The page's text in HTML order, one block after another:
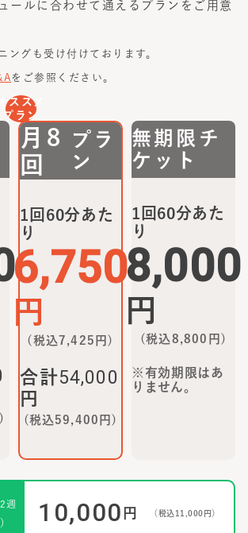
ールに合わせて通えるプランをご用意
ングも受け付けております。
をご参照ください。
オススメ
プラン
月8
回
プラ
ン
1回60分あた
り
6,750
円
(税込7,425 円)
合計54,000
円
(税込59,400 円)
無期限チ
ケット
1回60分あた
り
8,000
円
(税込8,800 円)
※有効期限はあ
りません。
2週
10,000 円 （税込 11,000 円）